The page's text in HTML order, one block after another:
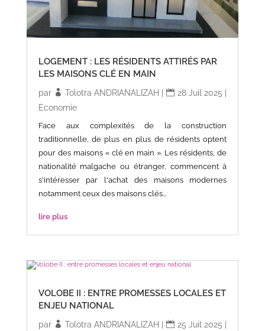
LOGEMENT : LES RÉSIDENTS ATTIRÉS PAR
LES MAISONS CLÉ EN MAIN
par Tolotra ANDRIANALIZAH 28 Juil 2025
Economie
Face aux complexités de la construction
traditionnelle, de plus en plus de résidents optent
pour des maisons « clé en main ». Les résidents, de
nationalité malgache ou étranger, commencent à
s'intéresser par l'achat des maisons modernes
notamment ceux des maisons clés...
lire plus
VOLOBE II : ENTRE PROMESSES LOCALES ET
ENJEU NATIONAL
par Tolotra ANDRIANALIZAH | 25 Juil 2025 |